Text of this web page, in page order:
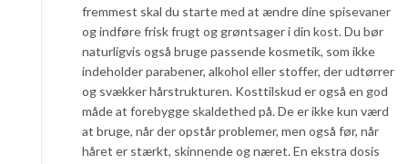
fremmest skal du starte med at ændre dine spisevaner
og indføre frisk frugt og grøntsager i din kost. Du bør
naturligvis også bruge passende kosmetik, som ikke
indeholder parabener, alkohol eller stoffer, der udtørrer
og svækker hårstrukturen. Kosttilskud er også en god
måde at forebygge skaldethed på. De er ikke kun værd
at bruge, når der opstår problemer, men også før, når
håret er stærkt, skinnende og næret. En ekstra dosis